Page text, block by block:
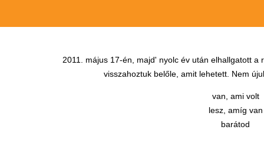
2011. május 17-én, majd' nyolc év után elhallgatott
visszahoztuk belőle, amit lehetett. Nem
van, ami volt
lesz, amíg van
barátod